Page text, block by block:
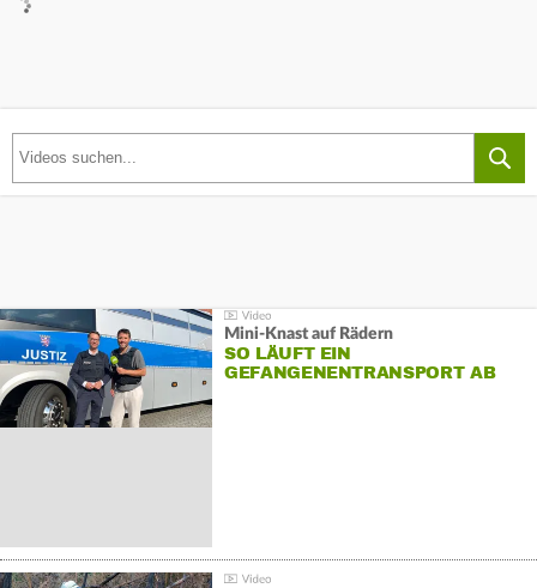
Mini-Knast auf Rädern
SO LÄUFT EIN
GEFANGENENTRANSPORT AB